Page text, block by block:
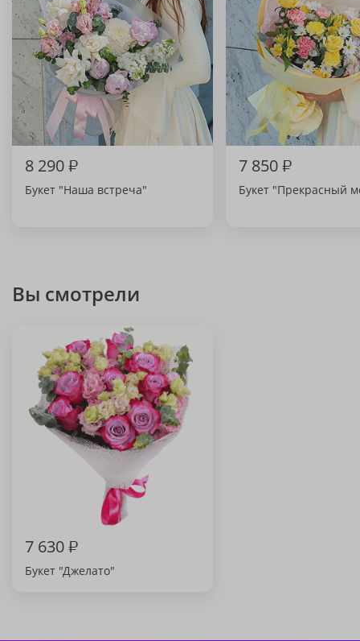
8 290₽
Букет "Наша встреча"
7 850₽
Букет "Прекрасный
Вы смотрели
7 630₽
Букет "Джелато"